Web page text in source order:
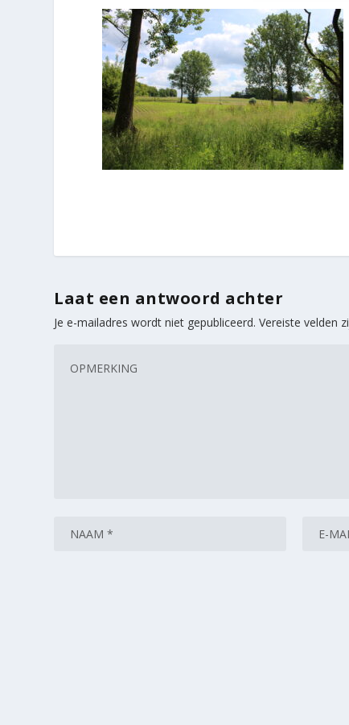
Laat een antwoord achter
Je e-mailadres wordt niet gepubliceerd. Vereiste velden